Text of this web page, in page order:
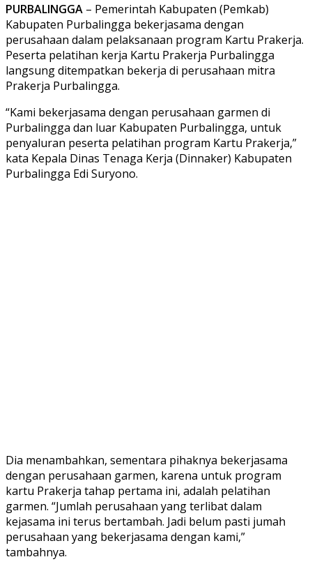
PURBALINGGA – Pemerintah Kabupaten (Pemkab)
Kabupaten Purbalingga bekerjasama dengan
perusahaan dalam pelaksanaan program Kartu Prakerja.
Peserta pelatihan kerja Kartu Prakerja Purbalingga
langsung ditempatkan bekerja di perusahaan mitra
Prakerja Purbalingga.
“Kami bekerjasama dengan perusahaan garmen di
Purbalingga dan luar Kabupaten Purbalingga, untuk
penyaluran peserta pelatihan program Kartu Prakerja,”
kata Kepala Dinas Tenaga Kerja (Dinnaker) Kabupaten
Purbalingga Edi Suryono.
Dia menambahkan, sementara pihaknya bekerjasama
dengan perusahaan garmen, karena untuk program
kartu Prakerja tahap pertama ini, adalah pelatihan
garmen. “Jumlah perusahaan yang terlibat dalam
kejasama ini terus bertambah. Jadi belum pasti jumah
perusahaan yang bekerjasama dengan kami,”
tambahnya.